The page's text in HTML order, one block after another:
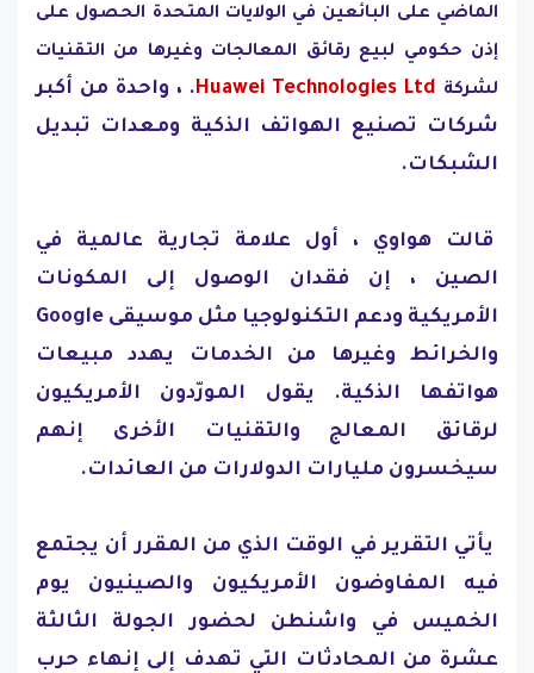
الماضي على البائعين في الولايات المتحدة الحصول على
إذن حكومي لبيع رقائق المعالجات وغيرها من التقنيات
لشركة Huawei Technologies Ltd. ، واحدة من أكبر
شركات تصنيع الهواتف الذكية ومعدات تبديل
الشبكات.
قالت هواوي ، أول علامة تجارية عالمية في
الصين ، إن فقدان الوصول إلى المكونات
الأمريكية ودعم التكنولوجيا مثل موسيقى Google
والخرائط وغيرها من الخدمات يهدد مبيعات
هواتفها الذكية. يقول المورّدون الأمريكيون
لرقائق المعالج والتقنيات الأخرى إنهم
سيخسرون مليارات الدولارات من العائدات.
يأتي التقرير في الوقت الذي من المقرر أن يجتمع
فيه المفاوضون الأمريكيون والصينيون يوم
الخميس في واشنطن لحضور الجولة الثالثة
عشرة من المحادثات التي تهدف إلى إنهاء حرب